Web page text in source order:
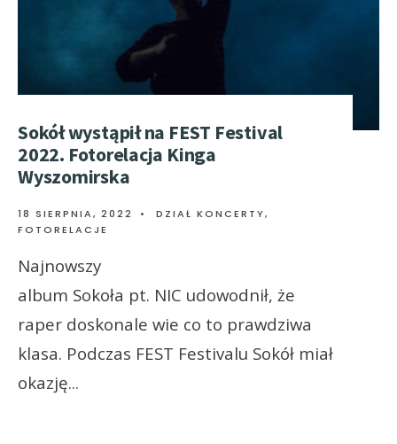
Sokół wystąpił na FEST Festival
2022. Fotorelacja Kinga
Wyszomirska
18 SIERPNIA, 2022 • DZIAŁ KONCERTY,
FOTORELACJE
Najnowszy
album Sokoła pt. NIC udowodnił, że
raper doskonale wie co to prawdziwa
klasa. Podczas FEST Festivalu Sokół miał
okazję...